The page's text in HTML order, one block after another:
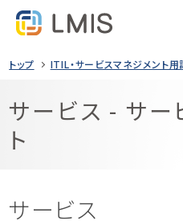
目的から選ぶ
トップ ITIL・サービスマネジメント用
サービス - サー
ト
サービス